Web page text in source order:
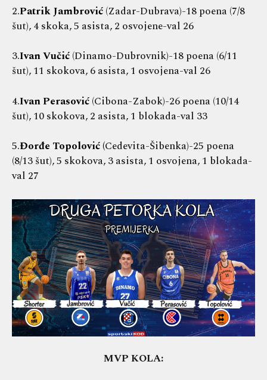
2.Patrik Jambrović(Zadar-Dubrava)-18 poena (7/8
šut), 4 skoka, 5 asista, 2 osvojene-val 26
3.Ivan Vučić(Dinamo-Dubrovnik)-18 poena (6/11
šut), 11 skokova, 6 asista, 1 osvojena-val 26
4.Ivan Perasović(Cibona-Zabok)-26 poena (10/14
šut), 10 skokova, 2 asista, 1 blokada-val 33
5.Đorđe Topolović (Cedevita-Šibenka)-25 poena
(8/13 šut), 5 skokova, 3 asista, 1 osvojena, 1 blokada-
val 27
MVP KOLA: